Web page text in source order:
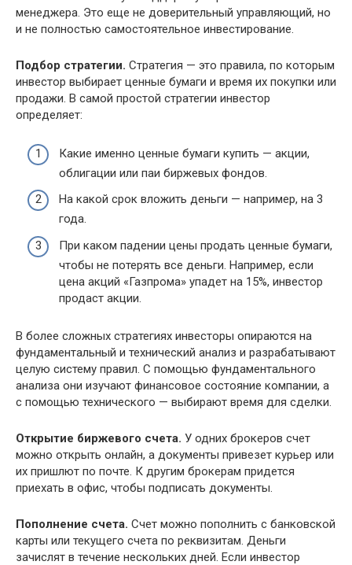
менеджера. Это еще не доверительный управляющий, но
и не полностью самостоятельное инвестирование.
Подбор стратегии. Стратегия — это правила, по которым
инвестор выбирает ценные бумаги и время их покупки или
продажи. В самой простой стратегии инвестор
определяет:
Какие именно ценные бумаги купить — акции,
облигации или паи биржевых фондов.
На какой срок вложить деньги — например, на 3
года.
При каком падении цены продать ценные бумаги,
чтобы не потерять все деньги. Например, если
цена акций «Газпрома» упадет на 15%, инвестор
продаст акции.
В более сложных стратегиях инвесторы опираются на
фундаментальный и технический анализ и разрабатывают
целую систему правил. С помощью фундаментального
анализа они изучают финансовое состояние компании, а
с помощью технического — выбирают время для сделки.
Открытие биржевого счета. У одних брокеров счет
можно открыть онлайн, а документы привезет курьер или
их пришлют по почте. К другим брокерам придется
приехать в офис, чтобы подписать документы.
Пополнение счета. Счет можно пополнить с банковской
карты или текущего счета по реквизитам. Деньги
зачислят в течение нескольких дней. Если инвестор